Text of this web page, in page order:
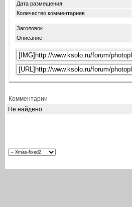
Дата размещения
Количество комментариев
Заголовок
Описание
Комментарии
Не найдено